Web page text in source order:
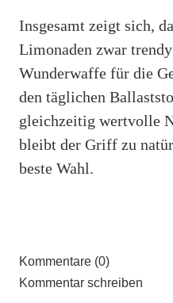
Insgesamt zeigt sich,
Limonaden zwar
Wunderwaffe für die
den täglichen
gleichzeitig wertvolle
bleibt der Griff zu
beste Wahl.
Kommentare (0)
Kommentar schreiben